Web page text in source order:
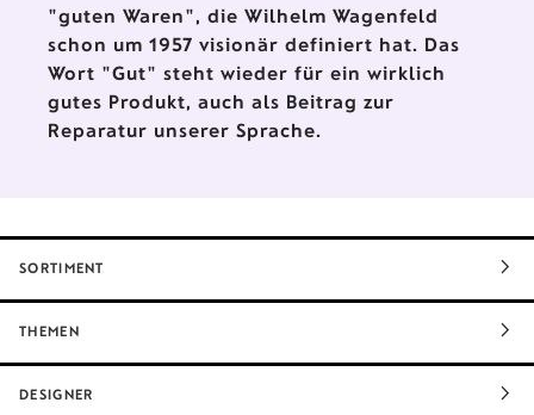
"guten Waren", die Wilhelm Wagenfeld
schon um 1957 visionär definiert hat. Das
Wort "Gut" steht wieder für ein wirklich
gutes Produkt, auch als Beitrag zur
Reparatur unserer Sprache.
SORTIMENT
THEMEN
DESIGNER